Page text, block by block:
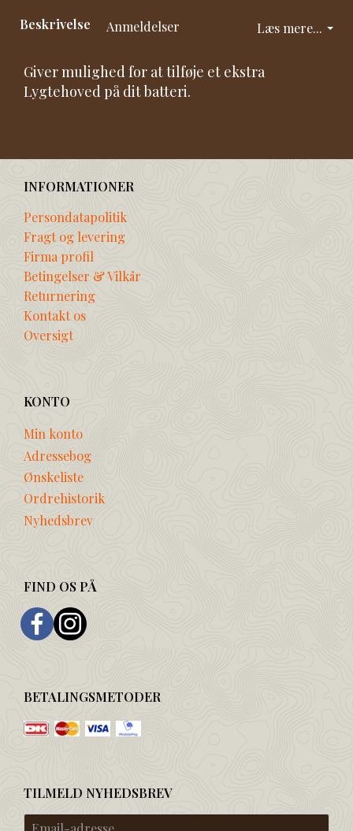
Læs mere...
Beskrivelse Anmeldelser
Giver mulighed for at tilføje et ekstra
Lygtehoved på dit batteri.
INFORMATIONER
Persondatapolitik
Fragt og levering
Firma profil
Betingelser & Vilkår
Returnering
Kontakt os
Oversigt
KONTO
Min konto
Adressebog
Ønskeliste
Ordrehistorik
Nyhedsbrev
FIND OS PÅ
BETALINGSMETODER
TILMELD NYHEDSBREV
Email-